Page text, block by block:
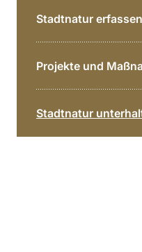
Stadtnatur
Projekte und
Stadtnatur